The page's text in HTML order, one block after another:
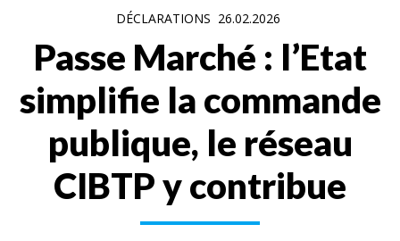
DÉCLARATIONS 26.02.2026
Passe Marché : l’Etat
simplifie la commande
publique, le réseau
CIBTP y contribue